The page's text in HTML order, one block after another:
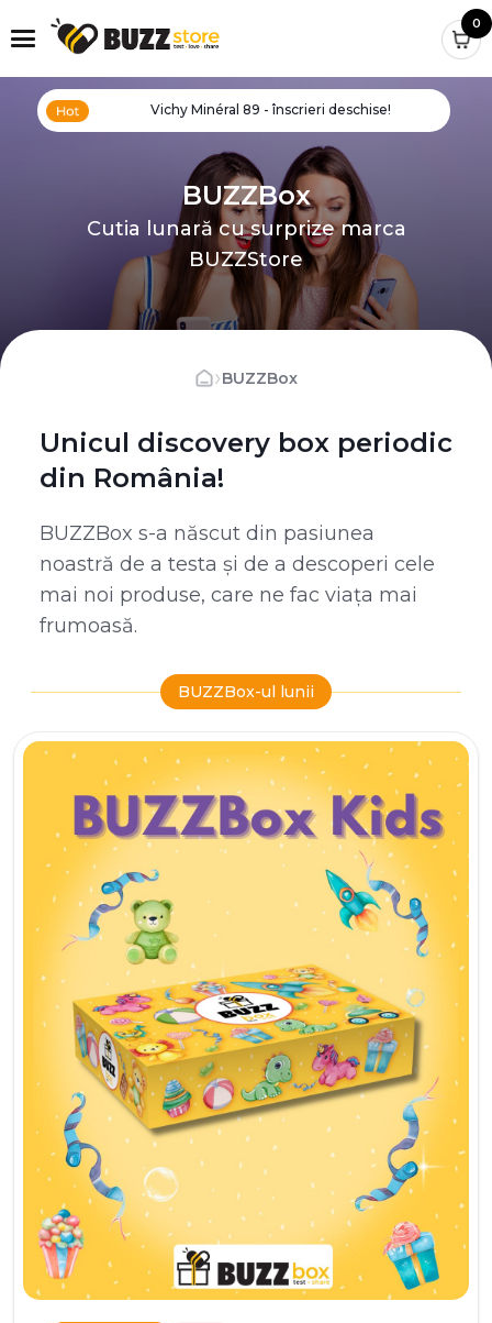
0
Vichy Minéral 89 - înscrieri deschise!
BUZZBox
Cutia lunară cu surprize marca
BUZZStore
›BUZZBox
Unicul discovery box periodic
din România!
BUZZBox s-a născut din pasiunea
noastră de a testa și de a descoperi cele
mai noi produse, care ne fac viața mai
frumoasă.
BUZZBox-ul lunii